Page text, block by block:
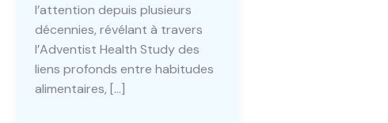
l’attention depuis plusieurs
décennies, révélant à travers
l’Adventist Health Study des
liens profonds entre habitudes
alimentaires, […]